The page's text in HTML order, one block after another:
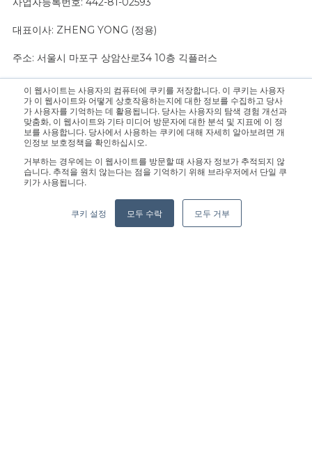
이 웹사이트는 사용자의 컴퓨터에 쿠키를 저장합니다. 이 쿠키는 사용자
가 이 웹사이트와 어떻게 상호작용하는지에 대한 정보를 수집하고 당사
가 사용자를 기억하는 데 활용됩니다. 당사는 사용자의 탐색 경험 개선과
맞춤화, 이 웹사이트와 기타 미디어 방문자에 대한 분석 및 지표에 이 정
보를 사용합니다. 당사에서 사용하는 쿠키에 대해 자세히 알아보려면 개
인정보 보호정책을 확인하십시오.
거부하는 경우에는 이 웹사이트를 방문할 때 사용자 정보가 추적되지 않
습니다. 추적을 원치 않는다는 점을 기억하기 위해 브라우저에서 단일 쿠
키가 사용됩니다.
쿠키 설정 모두 수락 모두 거부
대표이사: ZHENG YONG (정용)
주소: 서울시 마포구 상암산로34 10층 긱플러스
문의 사항은 영업팀으로 연락 주십시오.:sales@geekplus.com. 홍
보 관련 문의는 홍보팀으로 연락 바랍니다.:pr@geekplus.com
Copyright © 2026 Geekplus Technology Co., Ltd. All rights
reserved.